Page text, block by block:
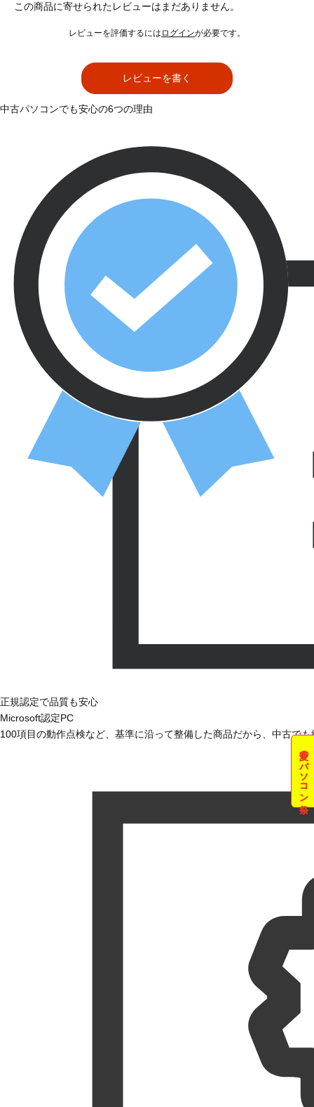
この商品に寄せられたレビューはまだありません。
レビューを評価するには ログインが必要です。
レビューを書く
夏のパソコン祭
中古パソコンでも安心の6つの理由
正規認定で品質も安心
Microsoft認定PC
100項目の動作点検など、基準に沿って整備した商品だから、中古で